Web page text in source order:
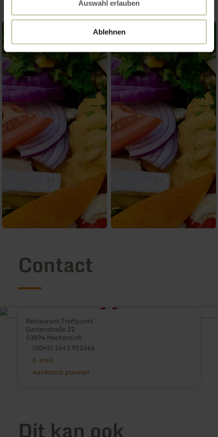
Auswahl erlauben
Ablehnen
Contact
Restaurant Treffpunkt
Gartenstraße 22
53894 Mechernich
(0049) 2443 902466
E-mail
Aankomst plannen
Dit kan ook